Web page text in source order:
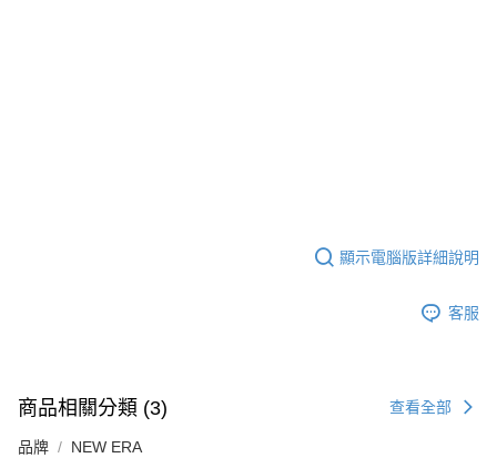
顯示電腦版詳細說明
客服
商品相關分類 (3) 查看全部
品牌 NEW ERA